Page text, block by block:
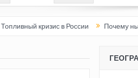
в России Почему нынешняя